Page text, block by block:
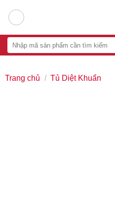
Tìm
kiếm:
Trang chủ / Tủ Diệt Khuẩn